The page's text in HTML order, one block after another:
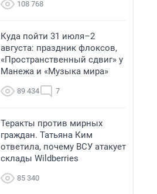
108 768
Куда пойти 31 июля–2
августа: праздник флоксов,
«Пространственный сдвиг» у
Манежа и «Музыка мира»
89 434 7
Теракты против мирных
граждан. Татьяна Ким
ответила, почему ВСУ атакует
склады Wildberries
85 340